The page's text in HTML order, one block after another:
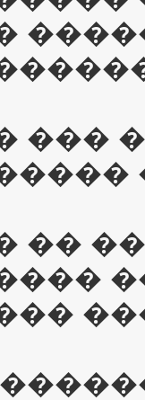
���
��